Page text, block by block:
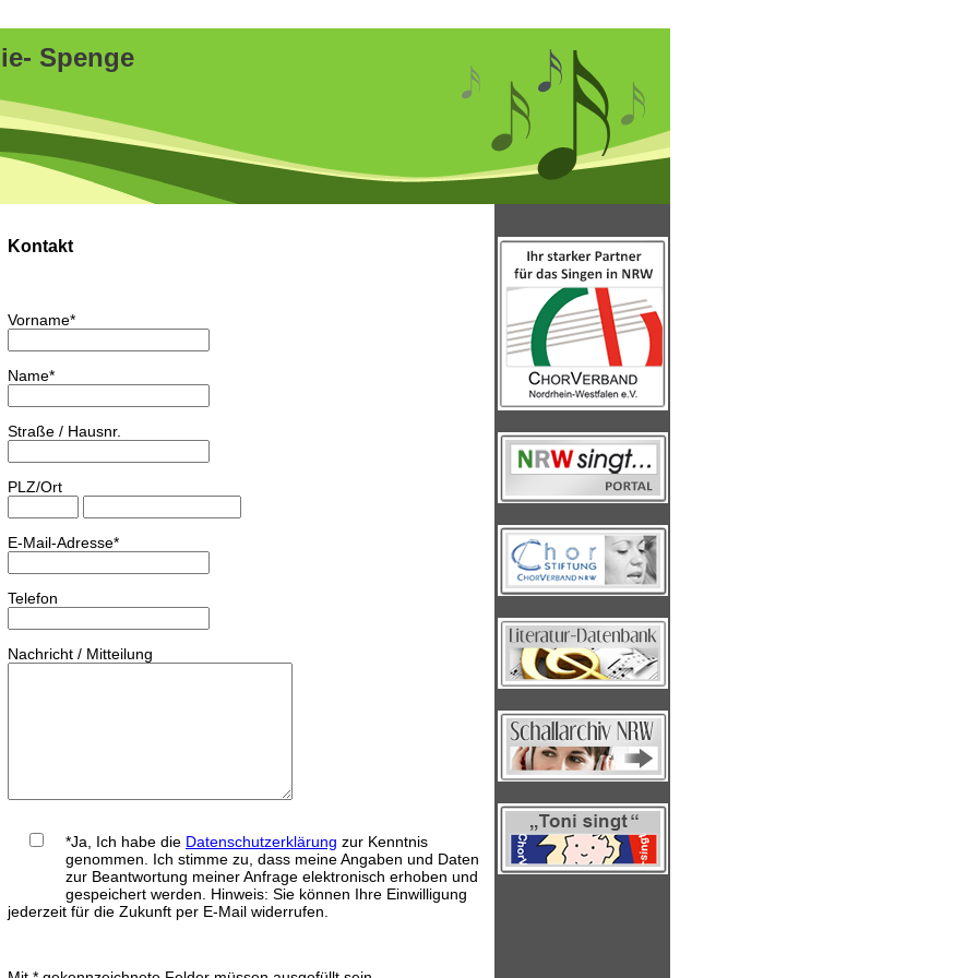
Spenge
Kontakt
Vorname*
Name*
Straße / Hausnr.
PLZ/Ort
E-Mail-Adresse*
Telefon
Nachricht / Mitteilung
*Ja, Ich habe die Datenschutzerklärung zur Kenntnis
genommen. Ich stimme zu, dass meine Angaben und Daten
zur Beantwortung meiner Anfrage elektronisch erhoben und
gespeichert werden. Hinweis: Sie können Ihre Einwilligung
jederzeit für die Zukunft per E-Mail widerrufen.